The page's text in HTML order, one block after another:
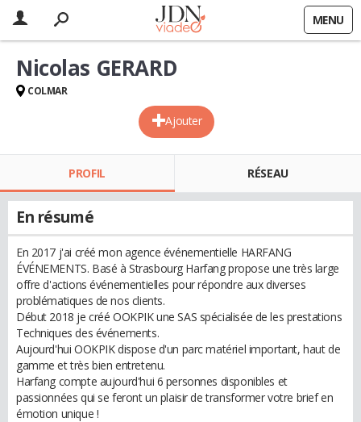
MENU
Ajouter
Nicolas GERARD
COLMAR
PROFIL RÉSEAU
En résumé
En 2017 j'ai créé mon agence événementielle HARFANG
ÉVÉNEMENTS. Basé à Strasbourg Harfang propose une très large
offre d'actions événementielles pour répondre aux diverses
problématiques de nos clients.
Début 2018 je créé OOKPIK une SAS spécialisée de les prestations
Techniques des événements.
Aujourd'hui OOKPIK dispose d'un parc matériel important, haut de
gamme et très bien entretenu.
Harfang compte aujourd'hui 6 personnes disponibles et
passionnées qui se feront un plaisir de transformer votre brief en
émotion unique !